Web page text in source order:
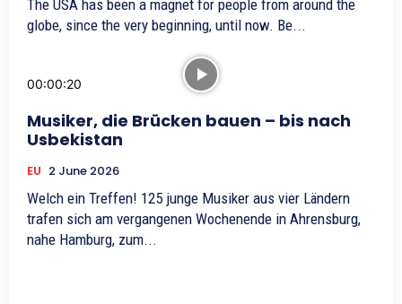
The USA has been a magnet for people from around the
globe, since the very beginning, until now. Be...
00:00:20
Musiker, die Brücken bauen – bis nach
Usbekistan
EU 2 June 2026
Welch ein Treffen! 125 junge Musiker aus vier Ländern
trafen sich am vergangenen Wochenende in Ahrensburg,
nahe Hamburg, zum...